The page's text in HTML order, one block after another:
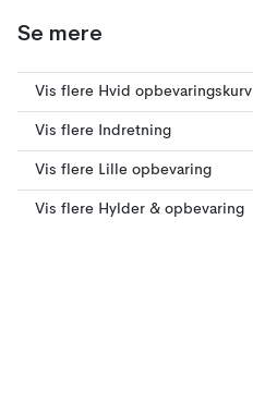
Se mere
Vis flere Hvid opbevaringskurv
Vis flere Indretning
Vis flere Lille opbevaring
Vis flere Hylder & opbevaring